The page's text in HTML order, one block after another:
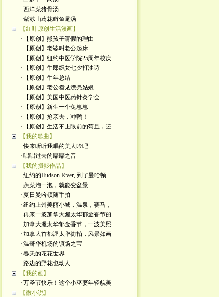
· 西洋菜猪骨汤
· 紫苏山药花鲢鱼尾汤
【红叶原创生活漫画】
· 【原创】熊孩子请假的理由
· 【原创】老婆叫老公起床
· 【原创】纽约中医学院25周年校庆
· 【原创】牛郎织女七夕打油诗
· 【原创】牛年总结
· 【原创】老公看见漂亮姑娘
· 【原创】美国中医药针灸学会
· 【原创】新生一个兔崽崽
· 【原创】抢亲去，冲鸭！
· 【原创】生活不止眼前的苟且，还
【我的歌曲】
· 快来听听我唱的美人吟吧
· 唱唱过去的靡靡之音
【我的摄影作品】
· 纽约的Hudson River, 到了曼哈顿
· 蔬菜泡一泡，就能变盆景
· 夏日曼哈顿随手拍
· 纽约上州美丽小城，温泉，赛马，
· 再来一波加拿大渥太华郁金香节的
· 加拿大渥太华郁金香节，一波美照
· 加拿大首都渥太华街拍，风景如画
· 温哥华机场的镇场之宝
· 春天的花花世界
· 路边的野花也动人
【我的画】
· 万圣节快乐！这个小巫婆年轻貌美
【微小说】